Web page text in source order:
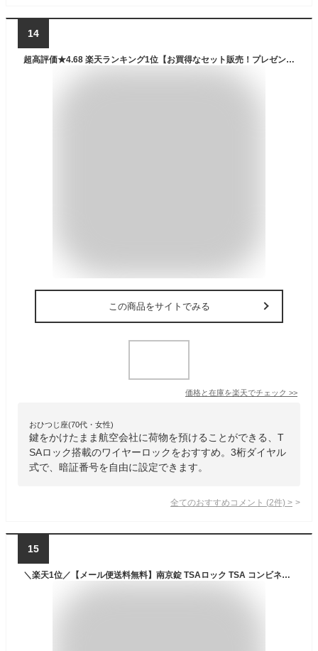
14
超高評価★4.68 楽天ランキング1位【お買得なセット販売！プレゼントキャンペーン中！送料無料！ 】TSA ロック 2個セット 南京錠 ワイヤー ワイヤーロック 3桁 ダイヤル式 暗証番号 海外 旅行 空港 荷物 検査 施錠鍵 盗難防止 紛失 スーツケース キャリーケース 旅行カバン
この商品をサイトでみる
価格と在庫を楽天でチェック >>
おひつじ座(70代・女性)
鍵をかけたまま航空会社に荷物を預けることができる、T
SAロック搭載のワイヤーロックをおすすめ。3桁ダイヤル
式で、暗証番号を自由に設定できます。
全てのおすすめコメント (2件) >
15
＼楽天1位／【メール便送料無料】南京錠 TSAロック TSA コンビネーション ケーブルロック ワイヤー 鍵 旅行 海外旅行 トラベル 防犯 セキュリティ TL-03T 2870-mail (1通につき6点)(ko1a291)